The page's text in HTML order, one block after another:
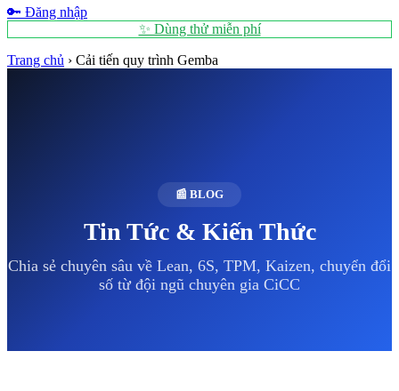
🔑 Đăng nhập
✨ Dùng thử miễn phí
Trang chủ › Cải tiến quy trình Gemba
📰 BLOG
Tin Tức & Kiến Thức
Chia sẻ chuyên sâu về Lean, 6S, TPM, Kaizen, chuyển đổi
số từ đội ngũ chuyên gia CiCC